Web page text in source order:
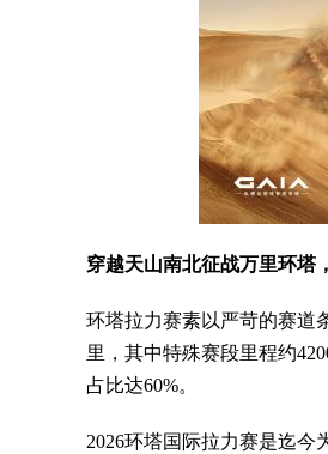
穿越天山南北征战万里环塔
环塔拉力赛素以严苛的赛道
里，其中特殊赛段里程约
占比达60%。
2026环塔国际拉力赛是迄